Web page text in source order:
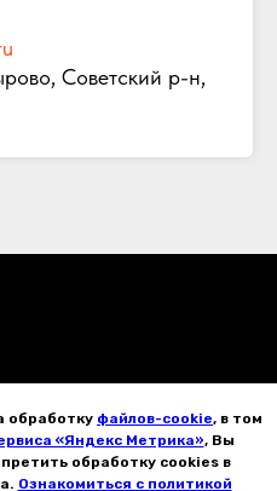
Советский р-н,
обработку файлов-cookie, в том
«Яндекс Метрика», Вы
обработку cookies в
Ознакомиться с политикой
СЕРВИС
ОТЗЫВЫ
персональных данных